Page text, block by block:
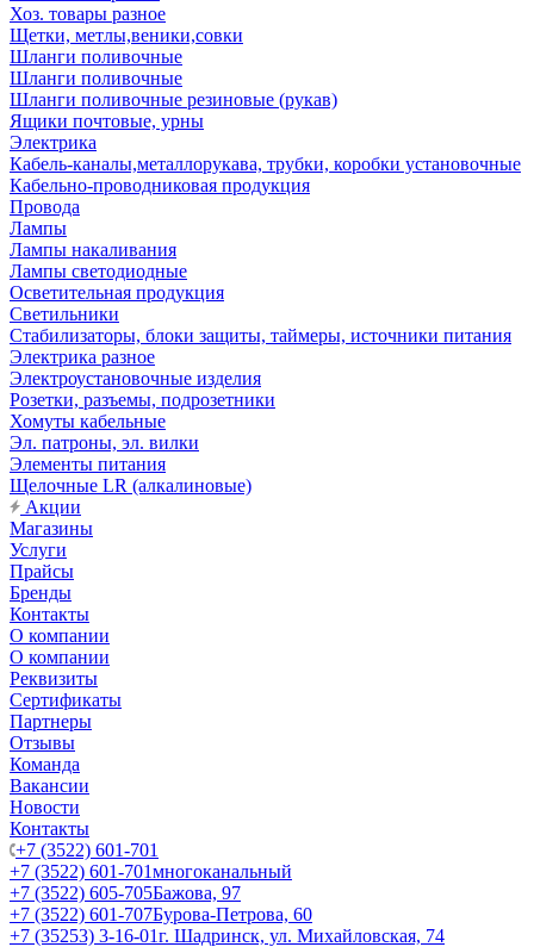
Хоз. товары разное
Щетки, метлы,веники,совки
Шланги поливочные
Шланги поливочные
Шланги поливочные резиновые (рукав)
Ящики почтовые, урны
Электрика
Кабель-каналы,металлорукава, трубки, коробки установочные
Кабельно-проводниковая продукция
Провода
Лампы
Лампы накаливания
Лампы светодиодные
Осветительная продукция
Светильники
Стабилизаторы, блоки защиты, таймеры, источники питания
Электрика разное
Электроустановочные изделия
Розетки, разъемы, подрозетники
Хомуты кабельные
Эл. патроны, эл. вилки
Элементы питания
Щелочные LR (алкалиновые)
Акции
Магазины
Услуги
Прайсы
Бренды
Контакты
О компании
О компании
Реквизиты
Сертификаты
Партнеры
Отзывы
Команда
Вакансии
Новости
Контакты
+7 (3522) 601-701
+7 (3522) 601-701многоканальный
+7 (3522) 605-705Бажова, 97
+7 (3522) 601-707Бурова-Петрова, 60
+7 (35253) 3-16-01г. Шадринск, ул. Михайловская, 74